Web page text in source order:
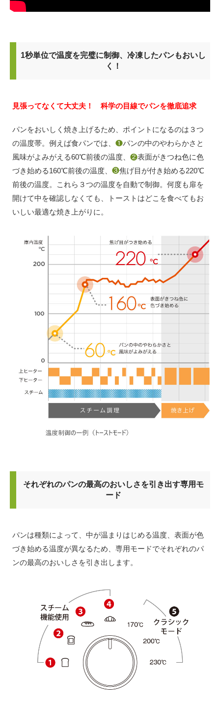
1秒単位で温度を完璧に制御、冷凍したパンもおいし
く！
見張ってなくて大丈夫！ 科学の目線でパンを徹底追求
パンをおいしく焼き上げるため、ポイントになるのは３つ
の温度帯。例えば食パンでは、 ❶パンの中のやわらかさと
風味がよみがえる60℃前後の温度、 ❷表面がきつね色に色
づき始める160℃前後の温度、 ❸焦げ目が付き始める220℃
前後の温度。これら３つの温度を自動で制御。何度も扉を
開けて中を確認しなくても、トーストはどこを食べてもお
いしい最適な焼き上がりに。
それぞれのパンの最高のおいしさを引き出す専用モ
ード
パンは種類によって、中が温まりはじめる温度、表面が色
づき始める温度が異なるため、専用モードでそれぞれのパ
ンの最高のおいしさを引き出します。